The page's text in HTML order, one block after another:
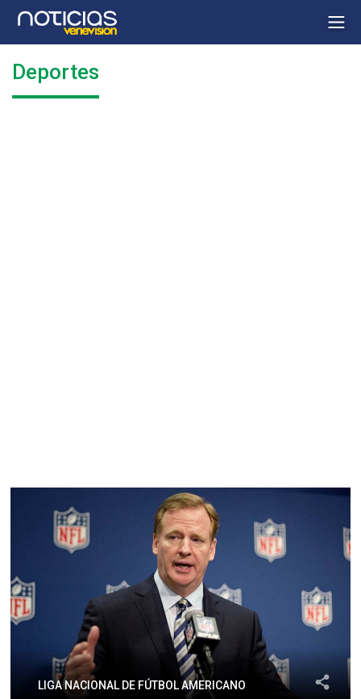
Deportes
LIGA NACIONAL DE FÚTBOL AMERICANO